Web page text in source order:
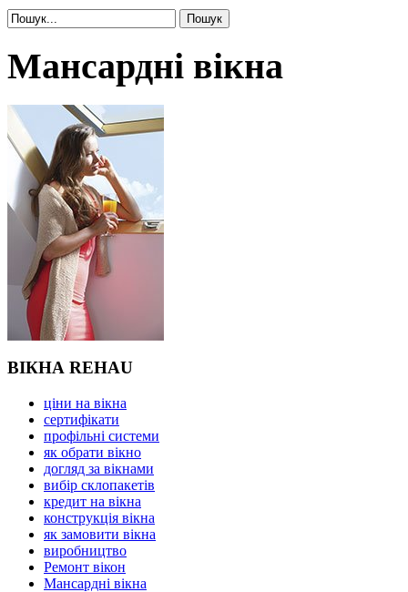
Мансардні вікна
ВІКНА REHAU
ціни на вікна
сертифікати
профільні системи
як обрати вікно
догляд за вікнами
вибір склопакетів
кредит на вікна
конструкція вікна
як замовити вікна
виробництво
Ремонт вікон
Мансардні вікна